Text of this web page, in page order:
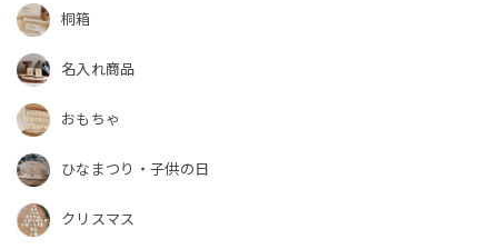
桐箱
名入れ商品
おもちゃ
ひなまつり・子供の日
クリスマス